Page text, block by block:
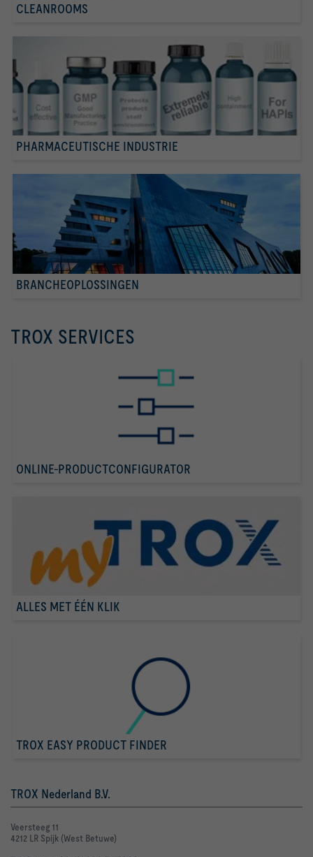
CLEANROOMS
PHARMACEUTISCHE INDUSTRIE
BRANCHEOPLOSSINGEN
TROX SERVICES
ONLINE-PRODUCTCONFIGURATOR
ALLES MET ÉÉN KLIK
TROX EASY PRODUCT FINDER
TROX Nederland B.V.
Veersteeg 11
4212 LR Spijk (West Betuwe)